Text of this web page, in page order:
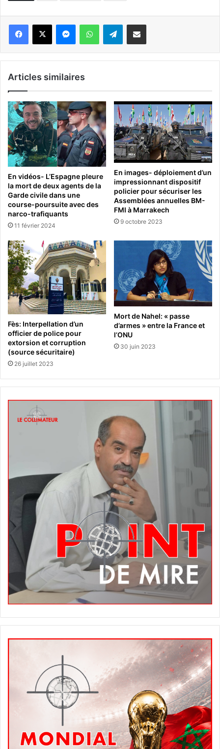
WhatsApp Telegram
Articles similaires
En vidéos- L’Espagne pleure
la mort de deux agents de la
Garde civile dans une
course-poursuite avec des
narco-trafiquants
11 février 2024
En images- déploiement d’un
impressionnant dispositif
policier pour sécuriser les
Assemblées annuelles BM-
FMI à Marrakech
9 octobre 2023
Fès: Interpellation d’un
officier de police pour
extorsion et corruption
(source sécuritaire)
26 juillet 2023
Mort de Nahel: « passe
d’armes » entre la France et
l’ONU
30 juin 2023